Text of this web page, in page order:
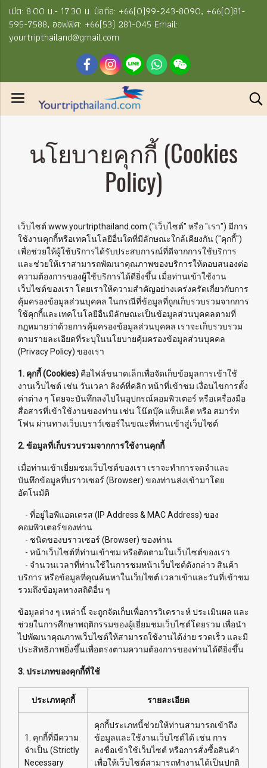
เปิด: 8.00 น.- 17.30 น. มือถือ: +66(0)99-243-8090, +66(0)81-
595-7588, ออฟฟิศ: +66(53) 281-045 Email:
yourtripthailand@gmail.com
นโยบายคุกกี้ (Cookies
Policy)
เว็บไซต์ www.yourtripthailand.com ("เว็บไซต์" หรือ "เรา") มีการ
ใช้งานคุกกี้หรือเทคโนโลยีอื่นใดที่มีลักษณะใกล้เคียงกัน ("คุกกี้")
เพื่อช่วยให้ผู้ใช้บริการได้รับประสบการณ์ที่ดีจากการใช้บริการ
และช่วยให้เราสามารถพัฒนาคุณภาพของบริการให้ตอบสนองต่อ
ความต้องการของผู้ใช้บริการได้ดียิ่งขึ้น เมื่อท่านเข้าใช้งาน
เว็บไซต์ของเรา โดยเราให้ความสำคัญอย่างเคร่งครัดเกี่ยวกับการ
คุ้มครองข้อมูลส่วนบุคคล ในกรณีที่ข้อมูลที่ถูกเก็บรวบรวมจากการ
ใช้คุกกี้และเทคโนโลยีอื่นมีลักษณะเป็นข้อมูลส่วนบุคคลตามที่
กฎหมายว่าด้วยการคุ้มครองข้อมูลส่วนบุคคล เราจะเก็บรวบรวม
ตามรายละเอียดที่ระบุในนโยบายคุ้มครองข้อมูลส่วนบุคคล
(Privacy Policy) ของเรา
1. คุกกี้ (Cookies) คือไฟล์ขนาดเล็กเพื่อจัดเก็บข้อมูลการเข้าใช้
งานเว็บไซต์ เช่น วันเวลา ลิงค์ที่คลิก หน้าที่เข้าชม เงื่อนไขการตั้ง
ค่าต่าง ๆ โดยจะบันทึกลงไปในอุปกรณ์คอมพิวเตอร์ หรือเครื่องมือ
สื่อสารที่เข้าใช้งานของท่าน เช่น โน๊ตบุ๊ค แท็บเล็ต หรือ สมาร์ท
โฟน ผ่านทางเว็บเบราว์เซอร์ในขณะที่ท่านเข้าสู่เว็บไซต์
2. ข้อมูลที่เก็บรวบรวมจากการใช้งานคุกกี้
เมื่อท่านเข้าเยี่ยมชมเว็บไซต์ของเรา เราจะทำการจดจำและ
บันทึกข้อมูลที่บราวเซอร์ (Browser) ของท่านส่งเข้ามาโดย
อัตโนมัติ
- ที่อยู่ไอพีแอดเดรส (IP Address & MAC Address) ของ
คอมพิวเตอร์ของท่าน
- ชนิดของบราวเซอร์ (Browser) ของท่าน
- หน้าเว็บไซต์ที่ท่านเข้าชม หรือติดตามในเว็บไซต์ของเรา
- จำนวนเวลาที่ท่านใช้ในการชมหน้าเว็บไซต์ดังกล่าว สินค้า
บริการ หรือข้อมูลที่คุณค้นหาในเว็บไซต์ เวลาเข้าและวันที่เข้าชม
รวมถึงข้อมูลทางสถิติอื่น ๆ
ข้อมูลต่าง ๆ เหล่านี้ จะถูกจัดเก็บเพื่อการวิเคราะห์ ประเมินผล และ
ช่วยในการศึกษาพฤติกรรมของผู้เยี่ยมชมเว็บไซต์โดยรวม เพื่อนำ
ไปพัฒนาคุณภาพเว็บไซต์ให้สามารถใช้งานได้ง่าย รวดเร็ว และมี
ประสิทธิภาพยิ่งขึ้นเพื่อตรงตามความต้องการของท่านได้ดียิ่งขึ้น
3. ประเภทของคุกกี้ที่ใช้
ประเภทคุกกี้ รายละเอียด
1. คุกกี้ที่มีความ
จำเป็น (Strictly
Necessary
คุกกี้ประเภทนี้ช่วยให้ท่านสามารถเข้าถึง
ข้อมูลและใช้งานเว็บไซต์ได้ เช่น การ
ลงชื่อเข้าใช้เว็บไซต์ หรือการสั่งซื้อสินค้า
เพื่อให้เว็บไซต์สามารถทำงานได้เป็นปกติ